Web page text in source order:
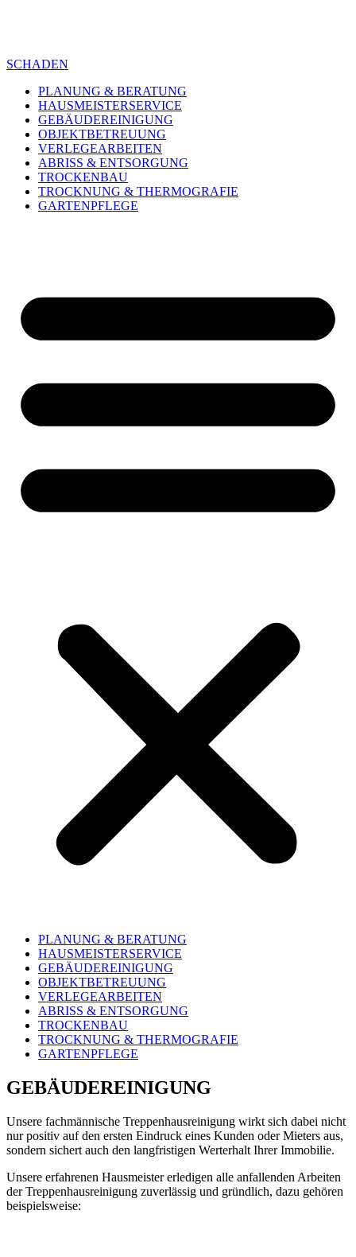
SCHADEN
PLANUNG & BERATUNG
HAUSMEISTERSERVICE
GEBÄUDEREINIGUNG
OBJEKTBETREUUNG
VERLEGEARBEITEN
ABRISS & ENTSORGUNG
TROCKENBAU
TROCKNUNG & THERMOGRAFIE
GARTENPFLEGE
PLANUNG & BERATUNG
HAUSMEISTERSERVICE
GEBÄUDEREINIGUNG
OBJEKTBETREUUNG
VERLEGEARBEITEN
ABRISS & ENTSORGUNG
TROCKENBAU
TROCKNUNG & THERMOGRAFIE
GARTENPFLEGE
GEBÄUDEREINIGUNG
Unsere fachmännische Treppenhausreinigung wirkt sich dabei nicht
nur positiv auf den ersten Eindruck eines Kunden oder Mieters aus,
sondern sichert auch den langfristigen Werterhalt Ihrer Immobilie.
Unsere erfahrenen Hausmeister erledigen alle anfallenden Arbeiten
der Treppenhausreinigung zuverlässig und gründlich, dazu gehören
beispielsweise: